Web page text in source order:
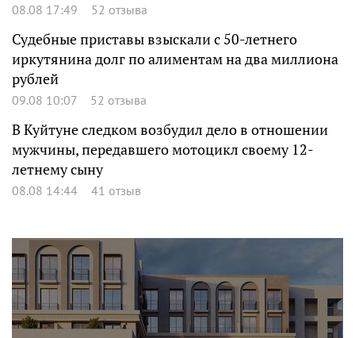
08.08 17:49 52 отзыва
Судебные приставы взыскали с 50-летнего
иркутянина долг по алиментам на два миллиона
рублей
09.08 10:07 52 отзыва
В Куйтуне следком возбудил дело в отношении
мужчины, передавшего мотоцикл своему 12-
летнему сыну
08.08 14:44 41 отзыв